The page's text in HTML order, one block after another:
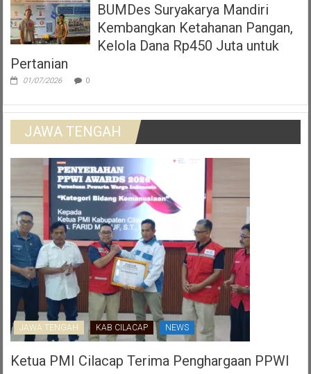
BUMDes Suryakarya Mandiri
Kembangkan Ketahanan Pangan,
Kelola Dana Rp450 Juta untuk
Pertanian
01/07/2026 0
JAWA TENGAH
JAWA TENGAH KAB CILACAP NEWS
Ketua PMI Cilacap Terima Penghargaan PPWI